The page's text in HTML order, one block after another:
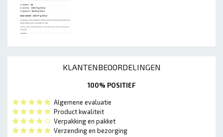
KLANTENBEOORDELINGEN
100% POSITIEF
Algemene evaluatie
Product kwaliteit
Verpakking en pakket
Verzending en bezorging